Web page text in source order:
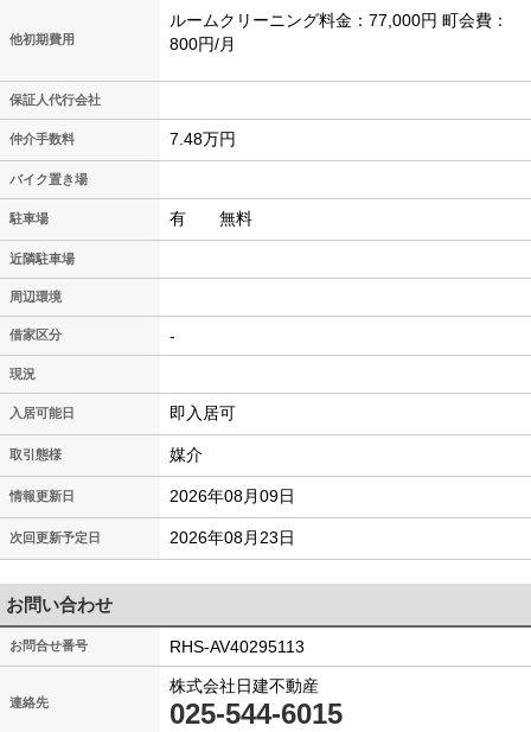
他初期費用
ルームクリーニング料金：77,000円 町会費：
800円/月
保証人代行会社
仲介手数料 7.48万円
バイク置き場
駐車場 有 無料
近隣駐車場
周辺環境
借家区分 -
現況
入居可能日 即入居可
取引態様 媒介
情報更新日 2026年08月09日
次回更新予定日 2026年08月23日
お問い合わせ
お問合せ番号 RHS-AV40295113
連絡先
株式会社日建不動産
025-544-6015